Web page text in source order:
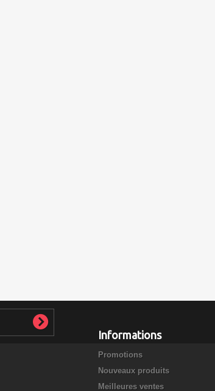
Informations
Promotions
Nouveaux produits
Meilleures ventes